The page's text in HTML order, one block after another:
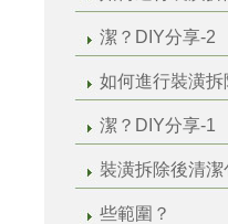
潔？DIY分享-2
如何進行裝潢拆
潔？DIY分享-1
裝潢拆除後清潔
些範圍？